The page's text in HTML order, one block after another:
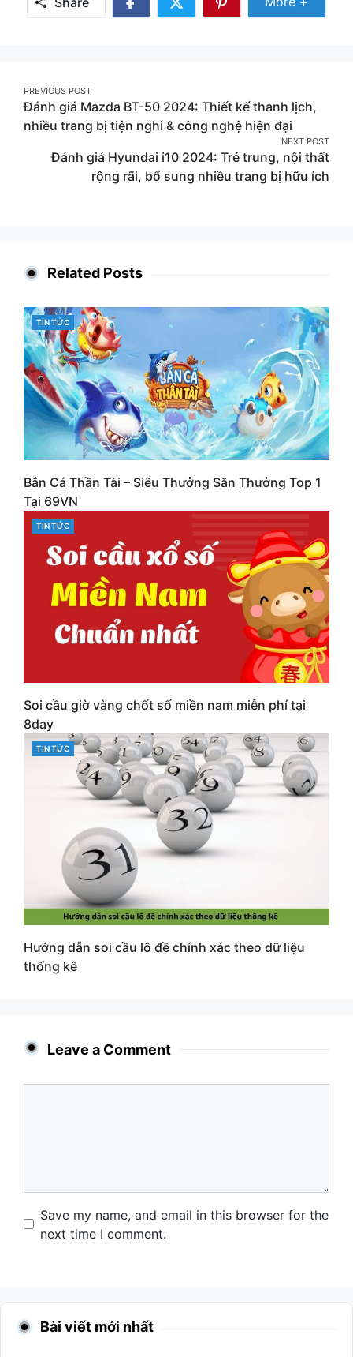
Share
Share
Post
navigation
PREVIOUS POST
Đánh giá Mazda BT-50 2024: Thiết kế thanh lịch,
nhiều trang bị tiện nghi & công nghệ hiện đại
NEXT POST
Đánh giá Hyundai i10 2024: Trẻ trung, nội thất
rộng rãi, bổ sung nhiều trang bị hữu ích
Related Posts
CATEGORIES
TIN TỨC
Bắn Cá Thần Tài – Siêu Thưởng Săn Thưởng Top 1
Tại 69VN
CATEGORIES
TIN TỨC
Soi cầu giờ vàng chốt số miền nam miễn phí tại
8day
CATEGORIES
TIN TỨC
Hướng dẫn soi cầu lô đề chính xác theo dữ liệu
thống kê
Leave a Comment
Name
Email
Website
Save my name, and email in this browser for the
next time I comment.
Bài viết mới nhất